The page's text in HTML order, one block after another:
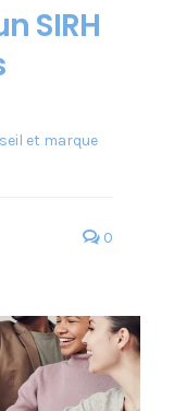
SIRH
et marque
0